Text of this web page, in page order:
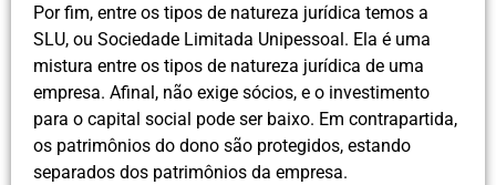
Por fim, entre os tipos de natureza jurídica temos a
SLU, ou Sociedade Limitada Unipessoal. Ela é uma
mistura entre os tipos de natureza jurídica de uma
empresa. Afinal, não exige sócios, e o investimento
para o capital social pode ser baixo. Em contrapartida,
os patrimônios do dono são protegidos, estando
separados dos patrimônios da empresa.